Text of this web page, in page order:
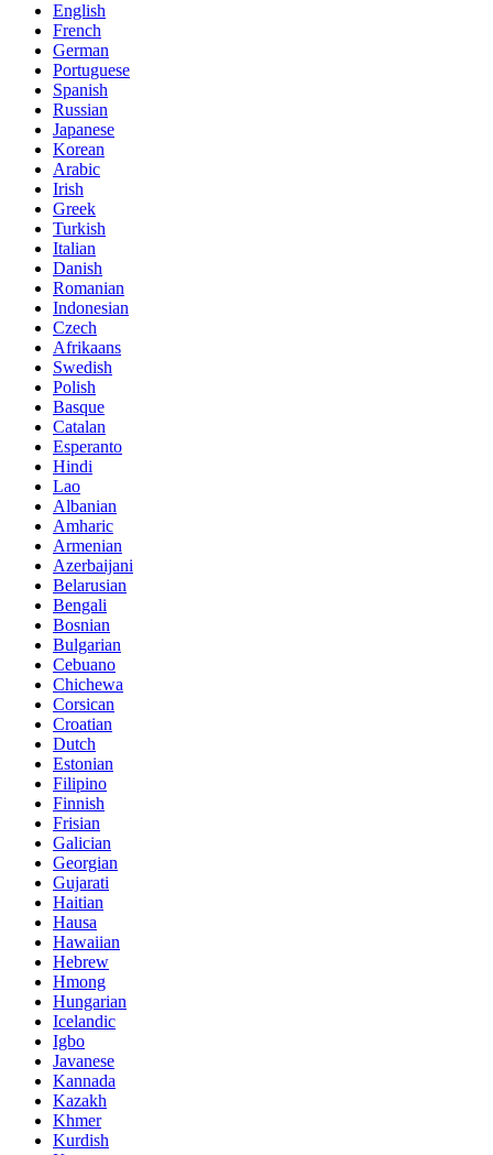
English
French
German
Portuguese
Spanish
Russian
Japanese
Korean
Arabic
Irish
Greek
Turkish
Italian
Danish
Romanian
Indonesian
Czech
Afrikaans
Swedish
Polish
Basque
Catalan
Esperanto
Hindi
Lao
Albanian
Amharic
Armenian
Azerbaijani
Belarusian
Bengali
Bosnian
Bulgarian
Cebuano
Chichewa
Corsican
Croatian
Dutch
Estonian
Filipino
Finnish
Frisian
Galician
Georgian
Gujarati
Haitian
Hausa
Hawaiian
Hebrew
Hmong
Hungarian
Icelandic
Igbo
Javanese
Kannada
Kazakh
Khmer
Kurdish